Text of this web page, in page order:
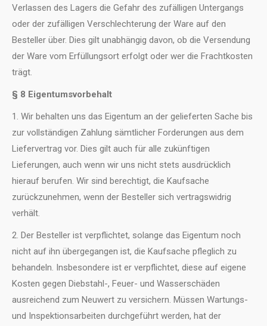
Verlassen des Lagers die Gefahr des zufälligen Untergangs
oder der zufälligen Verschlechterung der Ware auf den
Besteller über. Dies gilt unabhängig davon, ob die Versendung
der Ware vom Erfüllungsort erfolgt oder wer die Frachtkosten
trägt.
§ 8 Eigentumsvorbehalt
1. Wir behalten uns das Eigentum an der gelieferten Sache bis
zur vollständigen Zahlung sämtlicher Forderungen aus dem
Liefervertrag vor. Dies gilt auch für alle zukünftigen
Lieferungen, auch wenn wir uns nicht stets ausdrücklich
hierauf berufen. Wir sind berechtigt, die Kaufsache
zurückzunehmen, wenn der Besteller sich vertragswidrig
verhält.
2. Der Besteller ist verpflichtet, solange das Eigentum noch
nicht auf ihn übergegangen ist, die Kaufsache pfleglich zu
behandeln. Insbesondere ist er verpflichtet, diese auf eigene
Kosten gegen Diebstahl-, Feuer- und Wasserschäden
ausreichend zum Neuwert zu versichern. Müssen Wartungs-
und Inspektionsarbeiten durchgeführt werden, hat der